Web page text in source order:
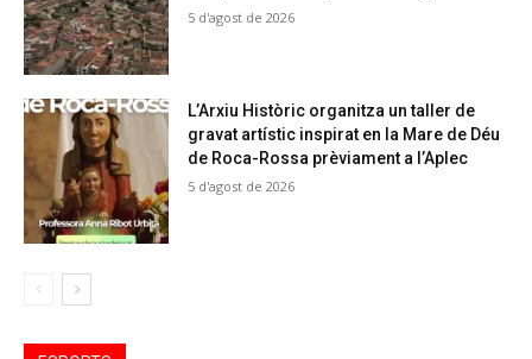
5 d'agost de 2026
L’Arxiu Històric organitza un taller de
gravat artístic inspirat en la Mare de Déu
de Roca-Rossa prèviament a l’Aplec
5 d'agost de 2026